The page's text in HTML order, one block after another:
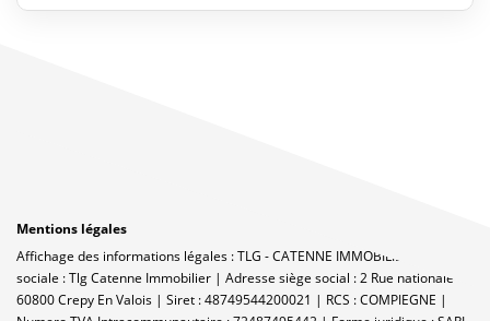
Mentions légales
Affichage des informations légales : TLG - CATENNE IMMOBILIER | Raison
sociale : Tlg Catenne Immobilier | Adresse siège social : 2 Rue nationale -
60800 Crepy En Valois | Siret : 48749544200021 | RCS : COMPIEGNE |